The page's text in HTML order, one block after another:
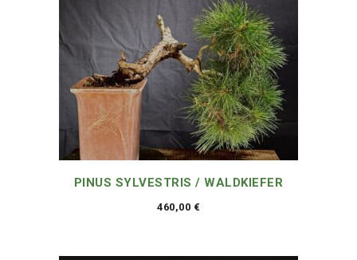
PINUS SYLVESTRIS / WALDKIEFER
460,00 €